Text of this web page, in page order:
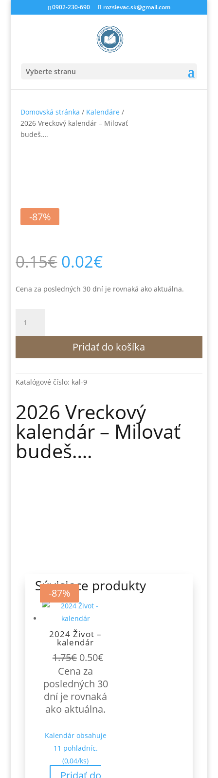
0902-230-690 rozsievac.sk@gmail.com
Vyberte stranu
Domovská stránka / Kalendáre /
2026 Vreckový kalendár – Milovať
budeš….
-87%
0.15€ Pôvodná
cena
bola:
0.15€.
0.02€Aktuálna
je:
0.02€.
Cena za posledných 30 dní je rovnaká ako aktuálna.
2026
Vreckový
-
budeš....
Pridať do košíka
Katalógové číslo: kal-9
2026 Vreckový
kalendár – Milovať
budeš….
Súvisiace produkty
-71%
2024 Život –
kalendár
1.75€ Pôvodná
cena
bola:
1.75€.
0.50€Aktuálna
je:
0.50€.
Cena za
posledných 30
dní je rovnaká
ako aktuálna.
Kalendár obsahuje
11 pohladníc.
(0,04/ks)
Pridať do
-87%
-87%
-87%